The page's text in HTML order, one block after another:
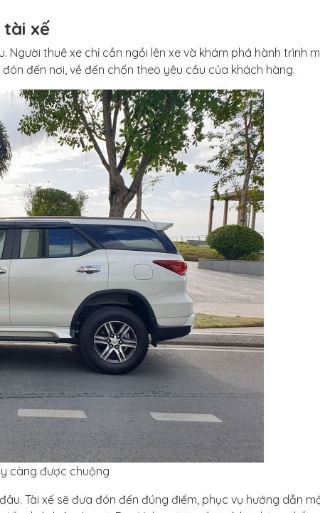
xế
Người thuê xe chỉ cần ngồi lên xe và khám phá hành trình
đến nơi, về đến chốn theo yêu cầu của khách hàng.
càng được chuộng
Tài xế sẽ đưa đón đến đúng điểm, phục vụ hướng dẫn